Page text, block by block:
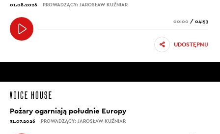
01.08.2026 PROWADZĄCY: JAROSŁAW KUŹNIAR
00:00 / 04:53
UDOSTĘPNIJ
Pożary ogarniają południe Europy
31.07.2026 PROWADZĄCY: JAROSŁAW KUŹNIAR